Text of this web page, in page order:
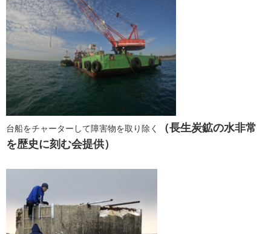
台船をチャーターして障害物を取り除く
（長生炭鉱の水非常
を歴史に刻む会提供）